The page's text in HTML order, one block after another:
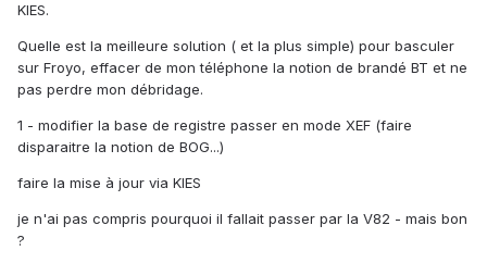
KIES.
Quelle est la meilleure solution ( et la plus simple) pour basculer
sur Froyo, effacer de mon téléphone la notion de brandé BT et ne
pas perdre mon débridage.
1 - modifier la base de registre passer en mode XEF (faire
disparaitre la notion de BOG...)
faire la mise à jour via KIES
je n'ai pas compris pourquoi il fallait passer par la V82 - mais bon
?